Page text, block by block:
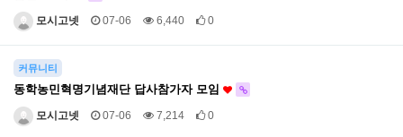
모시고넷 07-06 6,440 0
커뮤니티
동학농민혁명기념재단 답사참가자 모임
모시고넷 07-06 7,214 0